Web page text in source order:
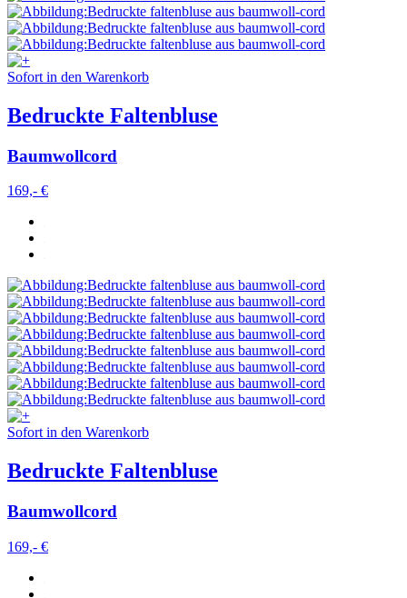
Sofort in den Warenkorb
Bedruckte Faltenbluse
Baumwollcord
169,- €
Sofort in den Warenkorb
Bedruckte Faltenbluse
Baumwollcord
169,- €